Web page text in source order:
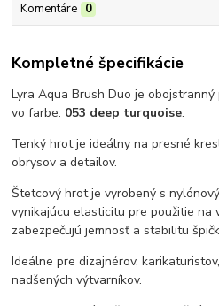
Komentáre 0
Kompletné špecifikácie
Lyra Aqua Brush Duo je
vo farbe: 053 deep turquoise.
Tenký hrot je ideálny na presné
obrysov a detailov.
Štetcový hrot je vyrobený s
vynikajúcu elasticitu pre použitie na
zabezpečujú jemnosť a stabilitu
Ideálne pre dizajnérov,
nadšených výtvarníkov.